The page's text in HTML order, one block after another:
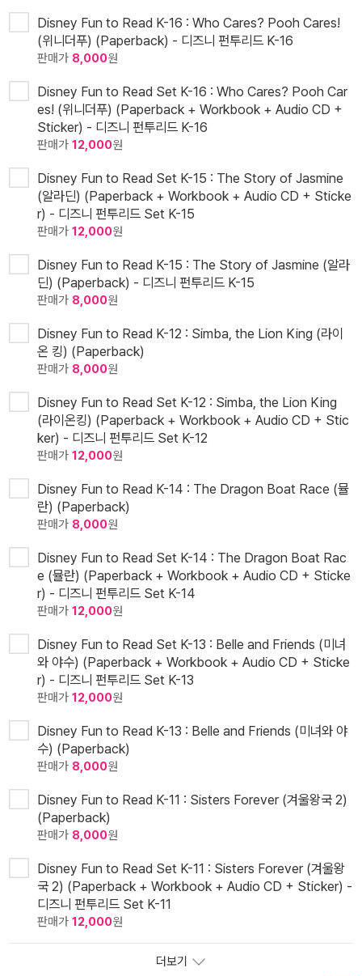
Disney Fun to Read K-16 : Who Cares? Pooh Cares!
(위니더푸) (Paperback) - 디즈니 펀투리드 K-16
판매가 8,000원
Disney Fun to Read Set K-16 : Who Cares? Pooh Car
es! (위니더푸) (Paperback + Workbook + Audio CD +
Sticker) - 디즈니 펀투리드 K-16
판매가 12,000원
Disney Fun to Read Set K-15 : The Story of Jasmine
(알라딘) (Paperback + Workbook + Audio CD + Sticke
r) - 디즈니 펀투리드 Set K-15
판매가 12,000원
Disney Fun to Read K-15 : The Story of Jasmine (알라
딘) (Paperback) - 디즈니 펀투리드 K-15
판매가 8,000원
Disney Fun to Read K-12 : Simba, the Lion King (라이
온 킹) (Paperback)
판매가 8,000원
Disney Fun to Read Set K-12 : Simba, the Lion King
(라이온킹) (Paperback + Workbook + Audio CD + Stic
ker) - 디즈니 펀투리드 Set K-12
판매가 12,000원
Disney Fun to Read K-14 : The Dragon Boat Race (뮬
란) (Paperback)
판매가 8,000원
Disney Fun to Read Set K-14 : The Dragon Boat Rac
e (뮬란) (Paperback + Workbook + Audio CD + Sticke
r) - 디즈니 펀투리드 Set K-14
판매가 12,000원
Disney Fun to Read Set K-13 : Belle and Friends (미녀
와 야수) (Paperback + Workbook + Audio CD + Sticke
r) - 디즈니 펀투리드 Set K-13
판매가 12,000원
Disney Fun to Read K-13 : Belle and Friends (미녀와 야
수) (Paperback)
판매가 8,000원
Disney Fun to Read K-11 : Sisters Forever (겨울왕국 2)
(Paperback)
판매가 8,000원
Disney Fun to Read Set K-11 : Sisters Forever (겨울왕
국 2) (Paperback + Workbook + Audio CD + Sticker) -
디즈니 펀투리드 Set K-11
판매가 12,000원
더보기